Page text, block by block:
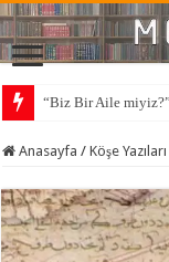
“Biz Bir Aile miyiz?”
Yapay
Anasayfa / Köşe Yazıları